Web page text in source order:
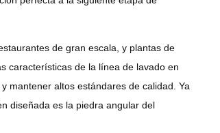
de gran escala, y plantas de
características de la línea de lavado en
mantener altos estándares de calidad. Ya
diseñada es la piedra angular del